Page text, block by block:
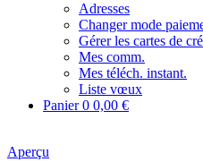
Adresses
Changer mode
Gérer les cartes de
Mes comm.
Mes téléch. instant.
Liste vœux
Panier0 0,00 €
Aperçu